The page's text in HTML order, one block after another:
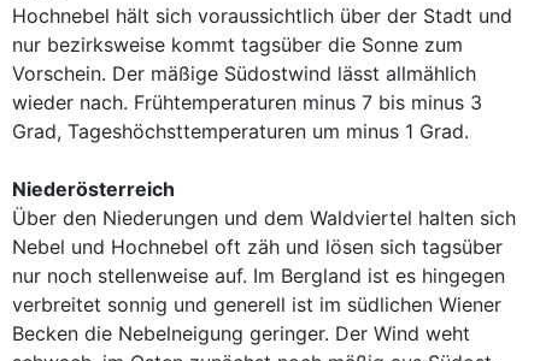
Hochnebel hält sich voraussichtlich über der Stadt und
nur bezirksweise kommt tagsüber die Sonne zum
Vorschein. Der mäßige Südostwind lässt allmählich
wieder nach. Frühtemperaturen minus 7 bis minus 3
Grad, Tageshöchsttemperaturen um minus 1 Grad.
Niederösterreich
Über den Niederungen und dem Waldviertel halten sich
Nebel und Hochnebel oft zäh und lösen sich tagsüber
nur noch stellenweise auf. Im Bergland ist es hingegen
verbreitet sonnig und generell ist im südlichen Wiener
Becken die Nebelneigung geringer. Der Wind weht